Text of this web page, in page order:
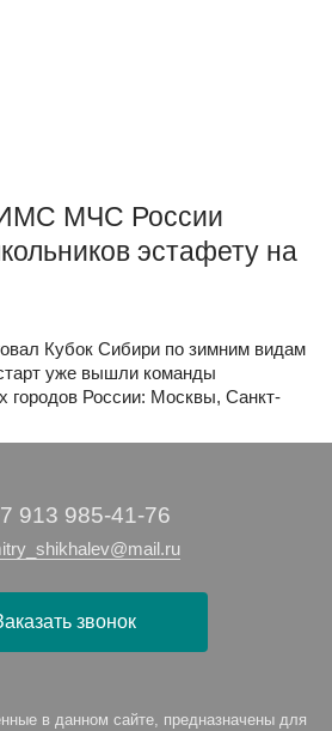
МЧС России
эстафету на
Кубок Сибири по зимним видам
уже вышли команды
городов России: Москвы, Санкт-
из детской парусной школы
913 985-41-76
звонок
в данном сайте, предназначены для